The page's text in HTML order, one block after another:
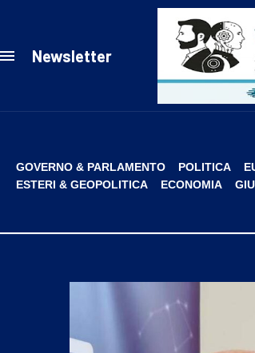
Newsletter
GOVERNO & PARLAMENTO POLITICA
ESTERI & GEOPOLITICA
ECONOMIA